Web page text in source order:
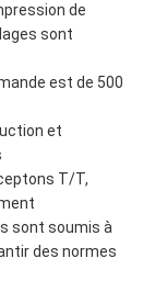
de
sont
est de 500
et
T/T,
sont soumis à
des normes